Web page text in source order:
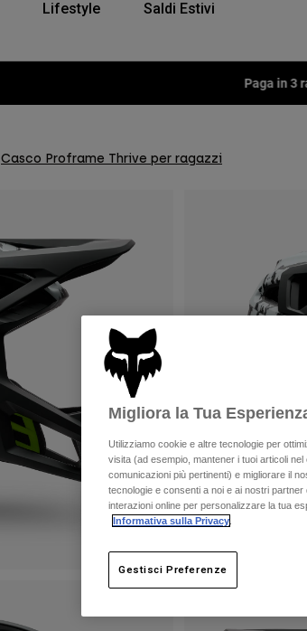
Lifestyle Saldi Estivi
Fox
Casco Proframe Thrive per ragazzi
Migliora la Tua
Utilizziamo cookie e altre tecnologie per
visita (ad esempio, mantener i tuoi articoli
comunicazioni più pertinenti) e migliorare il
tecnologie e consenti a noi e ai nostri
interazioni online per personalizzare la tua
Informativa sulla Privacy
Gestisci Preferenze